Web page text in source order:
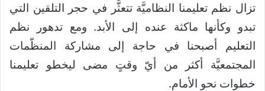
تزال نظم تعليمنا النظاميَّة تتعثَّر في حجر التلقين التي
تبدو وكأنها ماكثة عنده إلى الأبد. ومع تدهور نظم
التعليم أصبحنا في حاجة إلى مشاركة المنظّمات
المجتمعيَّة أكثر من أيّ وقتٍ مضى ليخطو تعليمنا
خطوات نحو الأمام.